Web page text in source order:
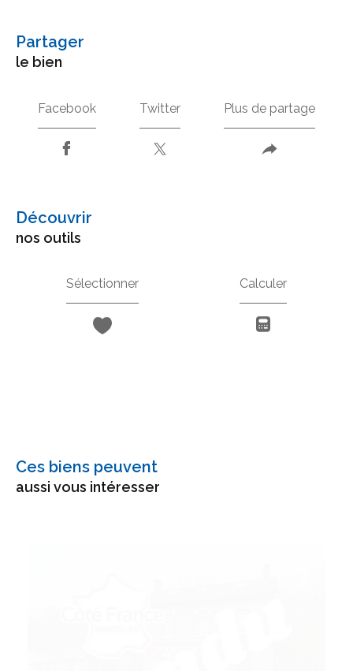
partager
le bien
Facebook Twitter Plus de partage
découvrir
nos outils
Sélectionner Calculer
Ces biens peuvent
aussi vous intéresser